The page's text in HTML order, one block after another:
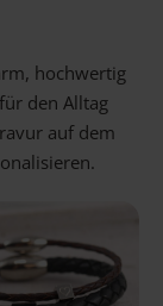
hochwertig
den Alltag
auf dem